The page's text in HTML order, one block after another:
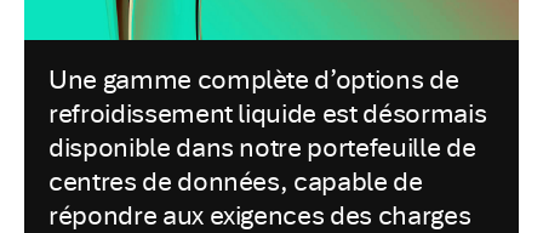
Une gamme complète d’options de
refroidissement liquide est désormais
disponible dans notre portefeuille de
centres de données, capable de
répondre aux exigences des charges